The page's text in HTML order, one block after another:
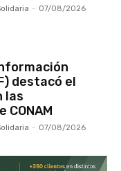
- 07/08/2026
destacó el
las
CONAM
- 07/08/2026